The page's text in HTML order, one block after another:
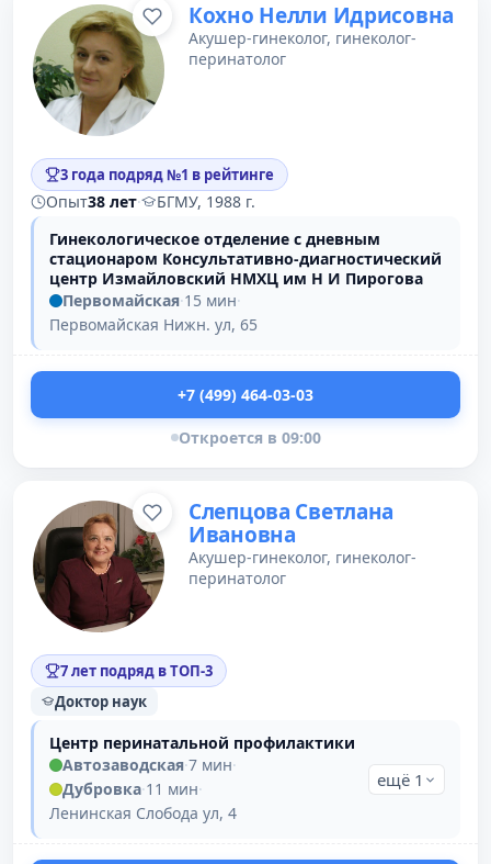
Кохно Нелли Идрисовна
Акушер-гинеколог, гинеколог-
перинатолог
3 года подряд №1 в рейтинге
Опыт38 лет·
БГМУ, 1988 г.
Гинекологическое отделение с дневным
стационаром Консультативно-диагностический
центр Измайловский НМХЦ им Н И Пирогова
Первомайская·15 мин·
Первомайская Нижн. ул, 65
+7 (499) 464-03-03
Откроется в 09:00
Слепцова Светлана
Ивановна
Акушер-гинеколог, гинеколог-
перинатолог
7 лет подряд в ТОП-3
Доктор наук
Центр перинатальной профилактики
Автозаводская·7 мин·
Дубровка·11 мин·
Ленинская Слобода ул, 4
ещё 1